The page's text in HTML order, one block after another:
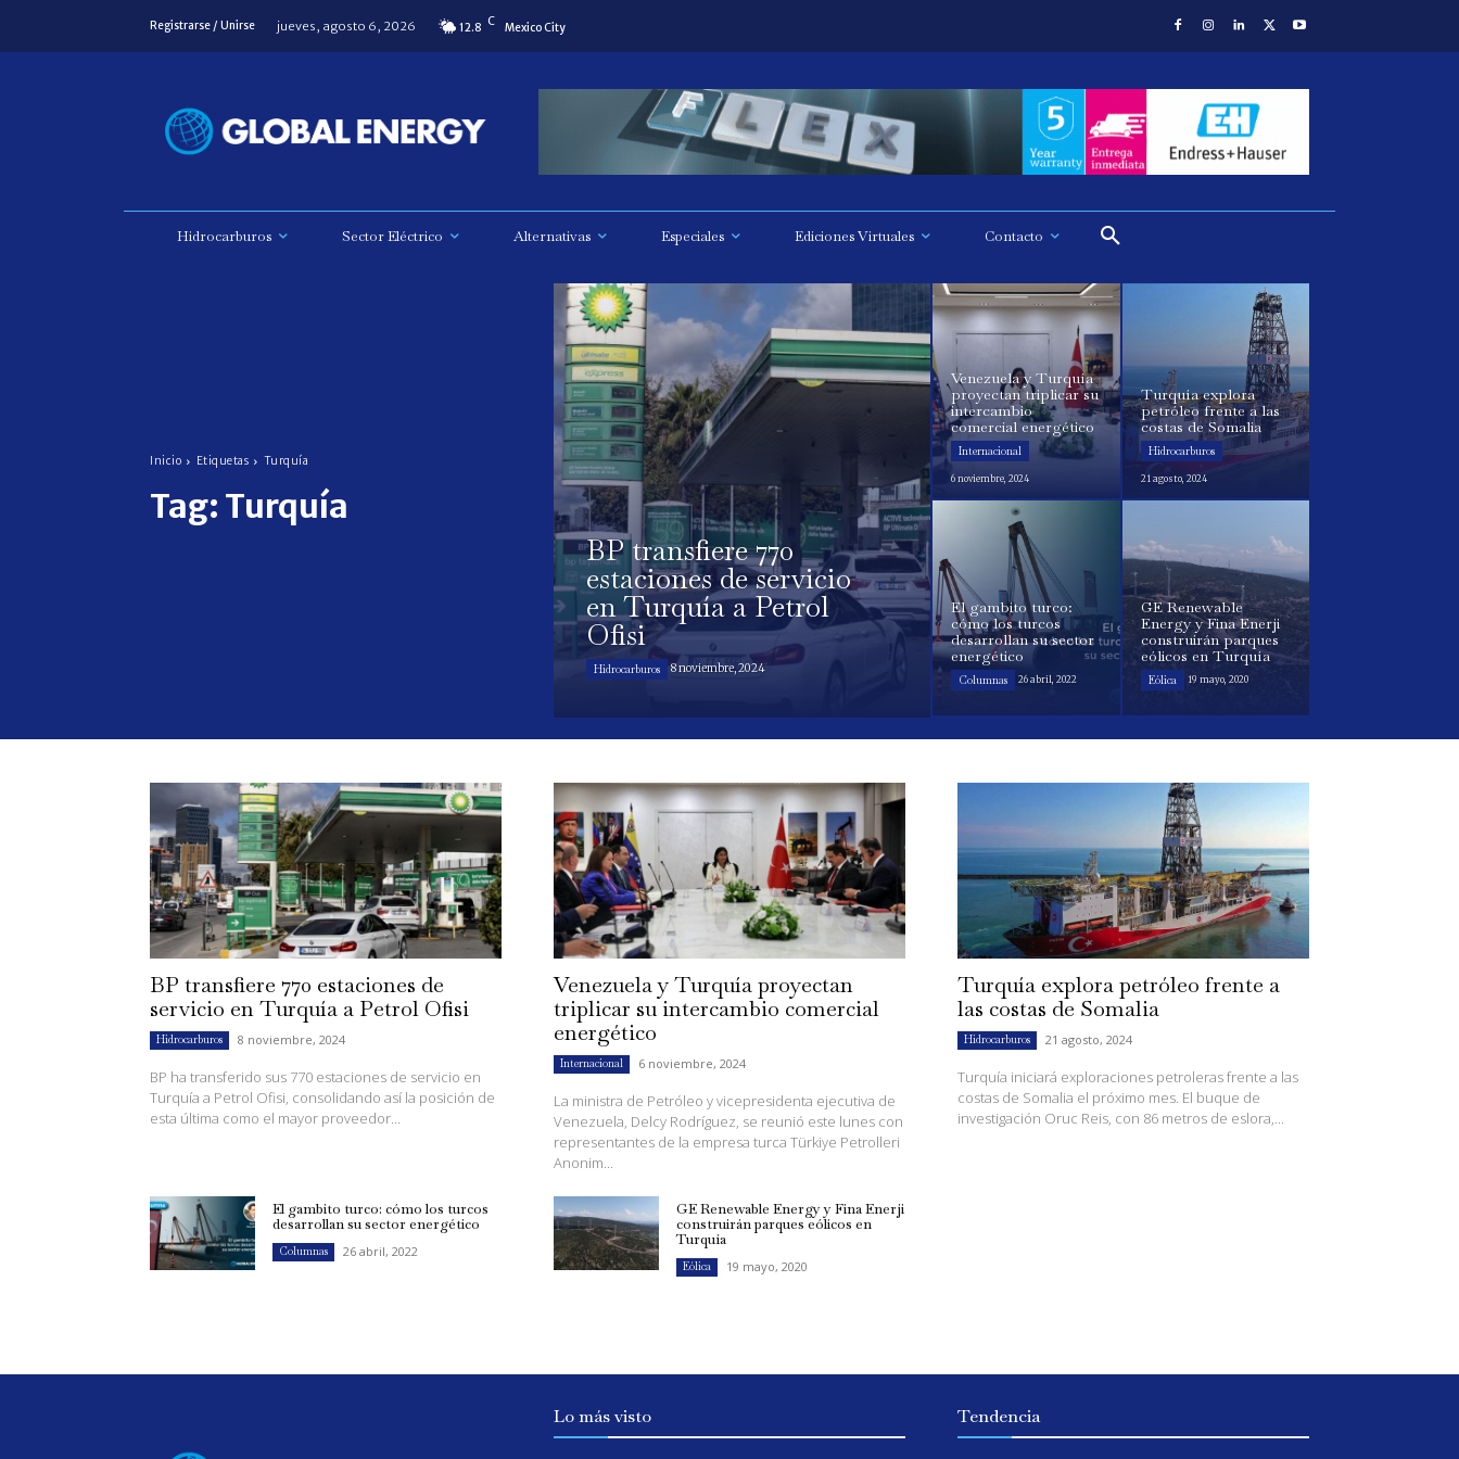
Registrarse / Unirse jueves, agosto 6, 2026 12.8 C Mexico City
Hidrocarburos Sector Eléctrico Alternativas Especiales Ediciones Virtuales Contacto
Inicio Etiquetas Turquía
Tag: Turquía
BP transfiere 770
estaciones de servicio
en Turquía a Petrol
Ofisi
Hidrocarburos 8 noviembre, 2024
Venezuela y Turquía
proyectan triplicar su
intercambio
comercial energético
Internacional
6 noviembre, 2024
Turquía explora
petróleo frente a las
costas de Somalia
Hidrocarburos
21 agosto, 2024
El gambito turco:
cómo los turcos
desarrollan su sector
energético
Columnas 26 abril, 2022
GE Renewable
Energy y Fina Enerji
construirán parques
eólicos en Turquía
Eólica 19 mayo, 2020
BP transfiere 770 estaciones de
servicio en Turquía a Petrol Ofisi
Hidrocarburos 8 noviembre, 2024
BP ha transferido sus 770 estaciones de servicio en
Turquía a Petrol Ofisi, consolidando así la posición de
esta última como el mayor proveedor...
Venezuela y Turquía proyectan
triplicar su intercambio comercial
energético
Internacional 6 noviembre, 2024
La ministra de Petróleo y vicepresidenta ejecutiva de
Venezuela, Delcy Rodríguez, se reunió este lunes con
representantes de la empresa turca Türkiye Petrolleri
Anonim...
Turquía explora petróleo frente a
las costas de Somalia
Hidrocarburos 21 agosto, 2024
Turquía iniciará exploraciones petroleras frente a las
costas de Somalia el próximo mes. El buque de
investigación Oruc Reis, con 86 metros de eslora,...
El gambito turco: cómo los turcos
desarrollan su sector energético
Columnas 26 abril, 2022
GE Renewable Energy y Fina Enerji
construirán parques eólicos en
Turquía
Eólica 19 mayo, 2020
Lo más visto Tendencia